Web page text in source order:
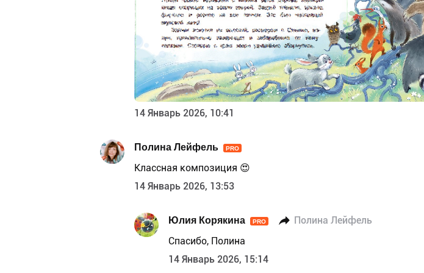
14 Январь 2026, 10:41
Полина Лейфель PRO
Классная композиция 😍
14 Январь 2026, 13:53
Юлия Корякина PRO Полина Лейфель
Спасибо, Полина
14 Январь 2026, 15:14